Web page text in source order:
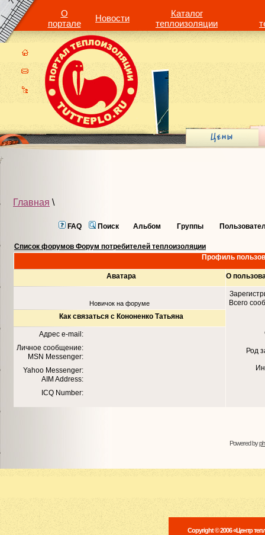
О
портале
Новости
Каталог
теплоизоляции
Главная \
FAQ Поиск Альбом Группы
Список форумов Форум потребителей теплоизоляции
Профиль
Аватара О
Новичок на форуме
Всего
Род
Как связаться с Кононенко Татьяна
Адрес e-mail:
Личное сообщение:
MSN Messenger:
Yahoo Messenger:
AIM Address:
ICQ Number:
Powered by
Copyright © 2006 «Центр